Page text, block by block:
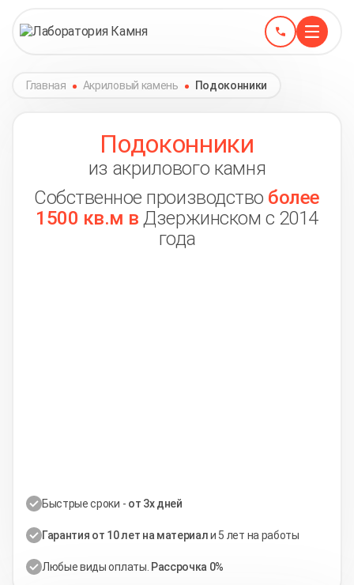
Главная Акриловый камень Подоконники
Подоконники
из акрилового камня
Собственное производство более
1500 кв.м в Дзержинском с 2014
года
Быстрые сроки - от 3х дней
Гарантия от 10 лет на материали 5 лет на работы
Любые виды оплаты. Рассрочка 0%